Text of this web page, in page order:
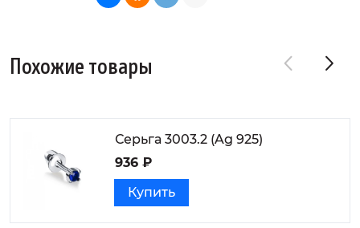
Похожие товары
Серьга 3003.2 (Ag 925)
936 ₽
Купить